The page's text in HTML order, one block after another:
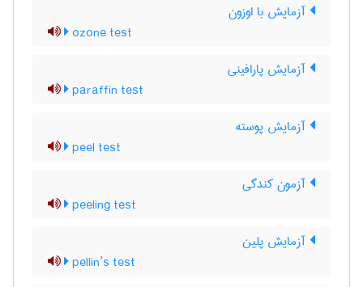
آزمایش با اوزون
ozone test
آزمایش پارافینی
paraffin test
آزمایش پوسته
peel test
آزمون کندگی
peeling test
آزمایش پلین
pellin’s test